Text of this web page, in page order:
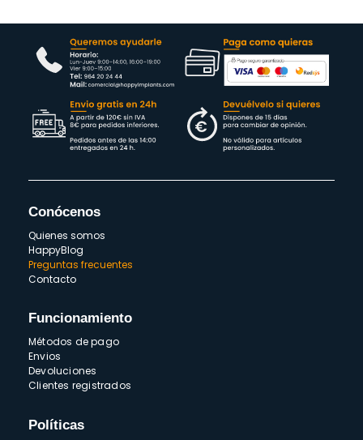
Conócenos
Quienes somos
HappyBlog
Preguntas frecuentes
Contacto
Funcionamiento
Métodos de pago
Envios
Devoluciones
Clientes registrados
Políticas